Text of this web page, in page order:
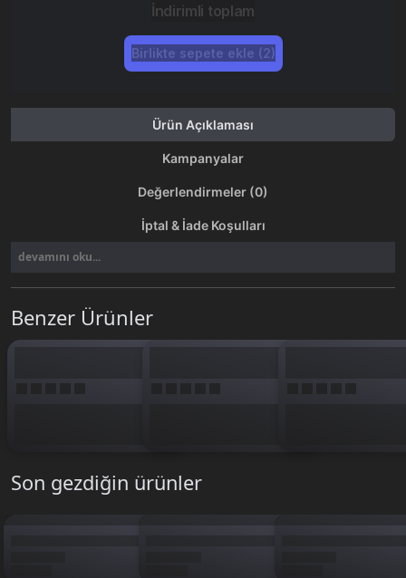
İndirimli toplam
Birlikte sepete ekle (2)
Ürün Açıklaması
Kampanyalar
Değerlendirmeler (0)
İptal & İade Koşulları
devamını oku...
Benzer Ürünler
Son gezdiğin ürünler